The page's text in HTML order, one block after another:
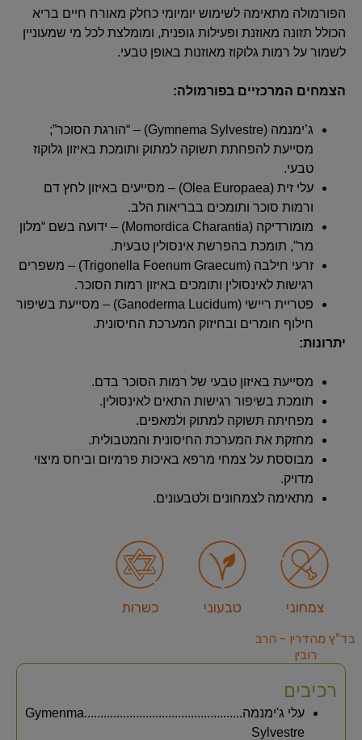
הפורמולה מתאימה לשימוש יומיומי כחלק מאורח חיים בריא
הכולל תזונה מאוזנת ופעילות גופנית, ומומלצת לכל מי שמעוניין
לשמור על רמות גלוקוז מאוזנות באופן טבעי.
הצמחים המרכזיים בפורמולה:
ג’ימנמה (Gymnema Sylvestre) – “הורגת הסוכר”;
מסייעת להפחתת תשוקה למתוק ותומכת באיזון גלוקוז
טבעי.
עלי זית (Olea Europaea) – מסייעים באיזון לחץ דם
ורמות סוכר ותומכים בבריאות הלב.
מומורדיקה (Momordica Charantia) – ידועה בשם “מלון
מר”, תומכת בהפרשת אינסולין טבעית.
זרעי חילבה (Trigonella Foenum Graecum) – משפרים
רגישות לאינסולין ותומכים באיזון רמות הסוכר.
פטריית ריישי (Ganoderma Lucidum) – מסייעת בשיפור
חילוף חומרים ובחיזוק המערכת החיסונית.
יתרונות:
מסייעת באיזון טבעי של רמות הסוכר בדם.
תומכת בשיפור רגישות התאים לאינסולין.
מפחיתה תשוקה למתוק ולמאפים.
מחזקת את המערכת החיסונית והמטבולית.
מבוססת על צמחי מרפא באיכות פרמיום וביחס מיצוי
מדויק.
מתאימה לצמחונים ולטבעונים.
צמחוני טבעוני כשרות
בד"ץ מהדרין - הרב
רובין
רכיבים
עלי ג'ימנמה.................................................Gymenma
Sylvestre